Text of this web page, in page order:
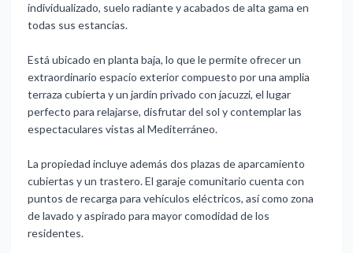
individualizado, suelo radiante y acabados de alta gama en
todas sus estancias.
Está ubicado en planta baja, lo que le permite ofrecer un
extraordinario espacio exterior compuesto por una amplia
terraza cubierta y un jardín privado con jacuzzi, el lugar
perfecto para relajarse, disfrutar del sol y contemplar las
espectaculares vistas al Mediterráneo.
La propiedad incluye además dos plazas de aparcamiento
cubiertas y un trastero. El garaje comunitario cuenta con
puntos de recarga para vehículos eléctricos, así como zona
de lavado y aspirado para mayor comodidad de los
residentes.